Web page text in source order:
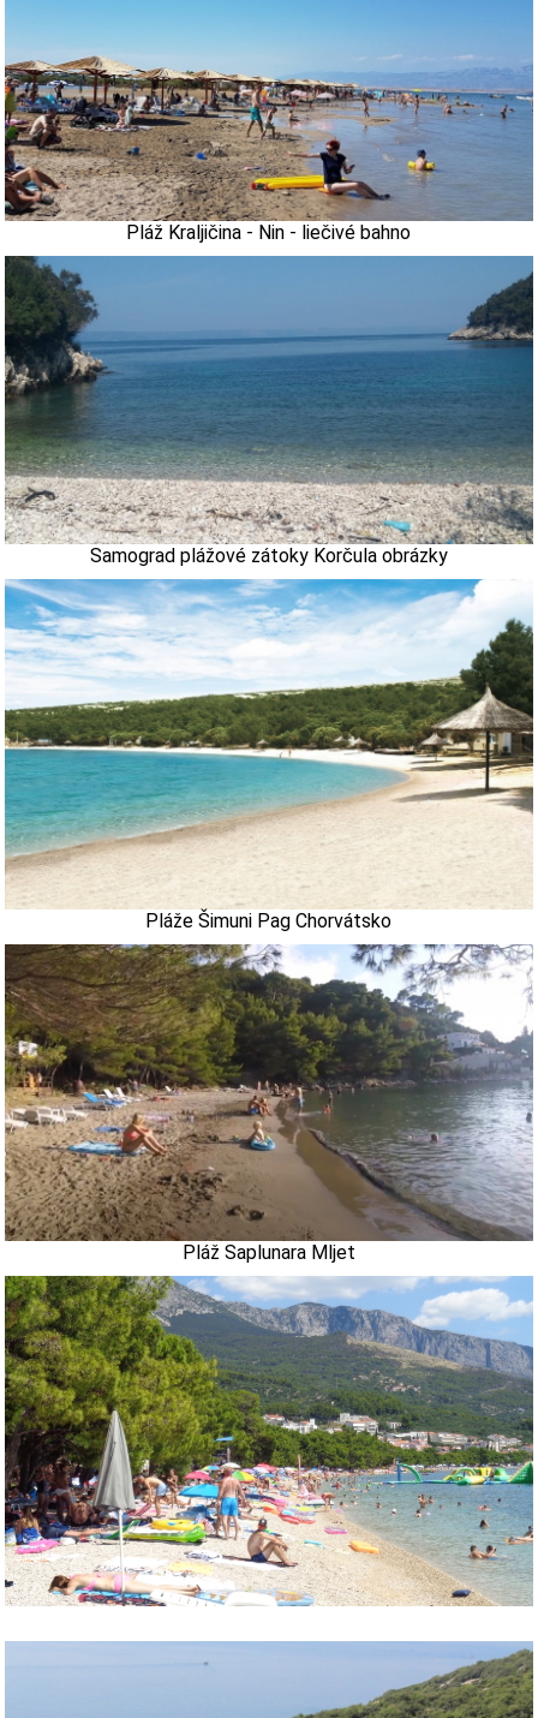
Pláž Kraljičina - Nin - liečivé bahno
Samograd plážové zátoky Korčula obrázky
Pláže Šimuni Pag Chorvátsko
Pláž Saplunara Mljet